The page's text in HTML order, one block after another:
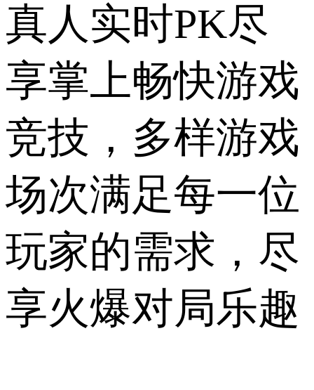
真人实时PK尽
享掌上畅快游戏
竞技，多样游戏
场次满足每一位
玩家的需求，尽
享火爆对局乐趣